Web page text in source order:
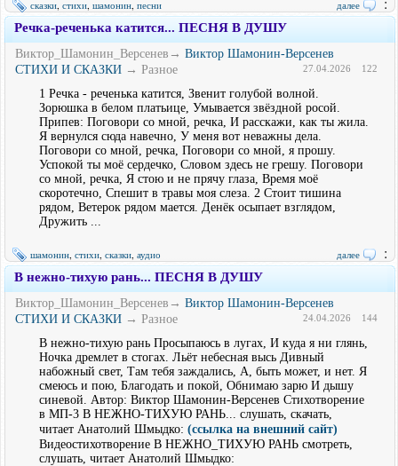
сказки стихи шамонин песни далее
Речка-реченька катится... ПЕСНЯ В ДУШУ
Виктор_Шамонин_Версенев→ Виктор Шамонин-Версенев
СТИХИ И СКАЗКИ → Разное 27.04.2026 122
1 Речка - реченька катится, Звенит голубой волной.
Зорюшка в белом платьице, Умывается звёздной росой.
Припев: Поговори со мной, речка, И расскажи, как ты жила.
Я вернулся сюда навечно, У меня вот неважны дела.
Поговори со мной, речка, Поговори со мной, я прошу.
Успокой ты моё сердечко, Словом здесь не грешу. Поговори
со мной, речка, Я стою и не прячу глаза, Время моё
скоротечно, Спешит в травы моя слеза. 2 Стоит тишина
рядом, Ветерок рядом мается. Денёк осыпает взглядом,
Дружить ...
шамонин стихи сказки аудио далее :
В нежно-тихую рань... ПЕСНЯ В ДУШУ
Виктор_Шамонин_Версенев→ Виктор Шамонин-Версенев
СТИХИ И СКАЗКИ → Разное 24.04.2026 144
В нежно-тихую рань Просыпаюсь в лугах, И куда я ни глянь,
Ночка дремлет в стогах. Льёт небесная высь Дивный
набожный свет, Там тебя заждались, А, быть может, и нет. Я
смеюсь и пою, Благодать и покой, Обнимаю зарю И дышу
синевой. Автор: Виктор Шамонин-Версенев Стихотворение
в МП-3 В НЕЖНО-ТИХУЮ РАНЬ... слушать, скачать,
читает Анатолий Шмыдко: (ссылка на внешний сайт)
Видеостихотворение В НЕЖНО_ТИХУЮ РАНЬ смотреть,
слушать, читает Анатолий Шмыдко: